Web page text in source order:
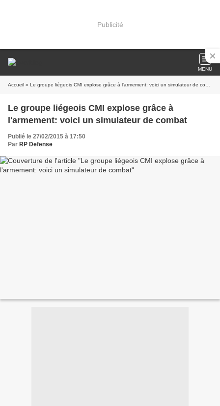
Publicité
MENU
Accueil » Le groupe liégeois CMI explose grâce à l'armement: voici un simulateur de combat
Le groupe liégeois CMI explose grâce à
l'armement: voici un simulateur de combat
Publié le 27/02/2015 à 17:50
Par RP Defense